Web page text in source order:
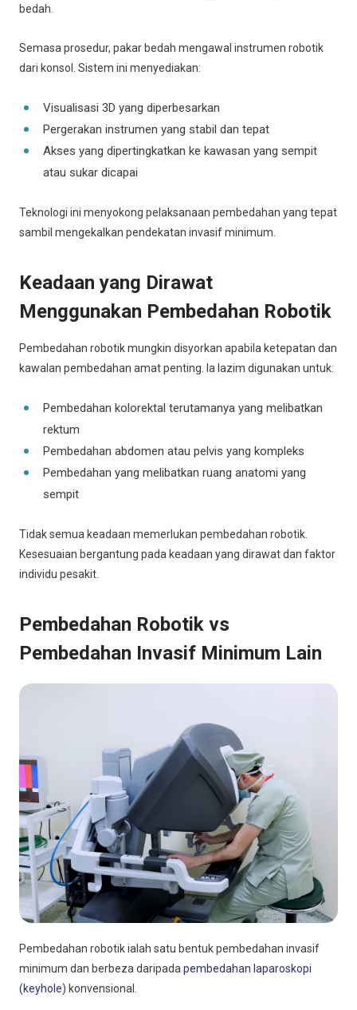
bedah.
Semasa prosedur, pakar bedah mengawal instrumen robotik
dari konsol. Sistem ini menyediakan:
Visualisasi 3D yang diperbesarkan
Pergerakan instrumen yang stabil dan tepat
Akses yang dipertingkatkan ke kawasan yang sempit
atau sukar dicapai
Teknologi ini menyokong pelaksanaan pembedahan yang tepat
sambil mengekalkan pendekatan invasif minimum.
Keadaan yang Dirawat
Menggunakan Pembedahan Robotik
Pembedahan robotik mungkin disyorkan apabila ketepatan dan
kawalan pembedahan amat penting. Ia lazim digunakan untuk:
Pembedahan kolorektal terutamanya yang melibatkan
rektum
Pembedahan abdomen atau pelvis yang kompleks
Pembedahan yang melibatkan ruang anatomi yang
sempit
Tidak semua keadaan memerlukan pembedahan robotik.
Kesesuaian bergantung pada keadaan yang dirawat dan faktor
individu pesakit.
Pembedahan Robotik vs
Pembedahan Invasif Minimum Lain
Pembedahan robotik ialah satu bentuk pembedahan invasif
minimum dan berbeza daripada pembedahan laparoskopi
(keyhole) konvensional.